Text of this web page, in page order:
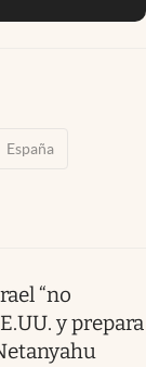
España
“no
y prepara